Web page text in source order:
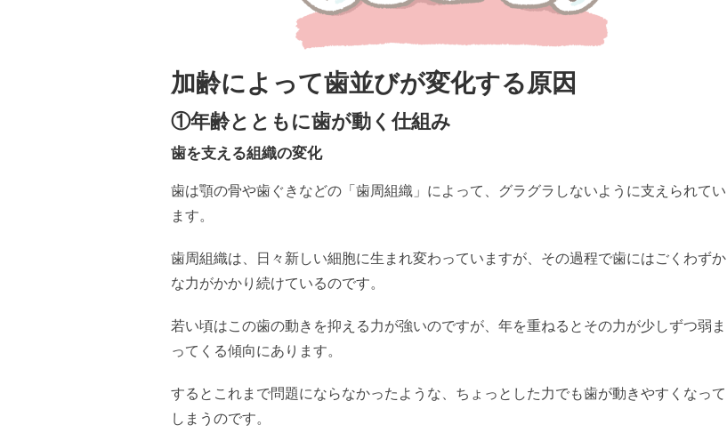
加齢によって歯並びが変化する原因
①年齢とともに歯が動く仕組み
歯を支える組織の変化
歯は顎の骨や歯ぐきなどの「歯周組織」によって、グラグラしないように支えられてい
ます。
歯周組織は、日々新しい細胞に生まれ変わっていますが、その過程で歯にはごくわずか
な力がかかり続けているのです。
若い頃はこの歯の動きを抑える力が強いのですが、年を重ねるとその力が少しずつ弱ま
ってくる傾向にあります。
するとこれまで問題にならなかったような、ちょっとした力でも歯が動きやすくなって
しまうのです。